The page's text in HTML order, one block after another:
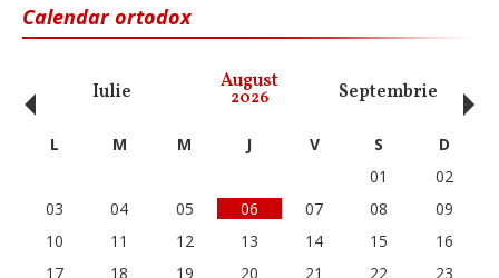
Calendar ortodox
Iulie August
2026 Septembrie
‹ L M M J V S
D
01
02
03
04 05 06 07 08
09
10
11 12 13 14 15
16
17
18 19 20 21 22
23